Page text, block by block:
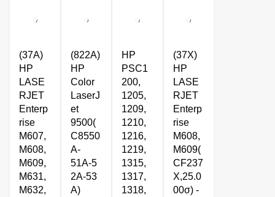
(37A)
HP
LASE
RJET
Enterp
rise
M607,
M608,
M609,
M631,
M632,
(822Α)
HP
Color
LaserJ
et
9500(
C8550
A-
51Α-5
2Α-53
Α)
HP
PSC1
200,
1205,
1209,
1210,
1216,
1219,
1315,
1317,
1318,
(37X)
HP
LASE
RJET
Enterp
rise
M608,
M609(
CF237
X,25.0
00σ) -